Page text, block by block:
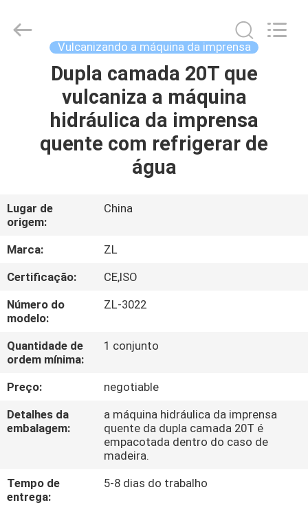
PRODUTOS
VÍDEOS
SOBRE
NÓS
EXCURSÃO
DA
FÁBRICA
CONTROLE
DA
QUALIDADE
CONTACTE-
NOS
Instrument
Technology
Vulcanizando a máquina da imprensa
Dupla camada 20T que
vulcaniza a máquina
hidráulica da imprensa
quente com refrigerar de
água
Lugar de
origem:
China
Marca:
ZL
Certificação:
CE,ISO
Número do
modelo:
ZL-3022
Quantidade de
ordem mínima:
1 conjunto
Preço:
negotiable
Detalhes da
embalagem:
a máquina hidráulica da imprensa
quente da dupla camada 20T é
empacotada dentro do caso de
madeira.
Tempo de
entrega:
5-8 dias do trabalho